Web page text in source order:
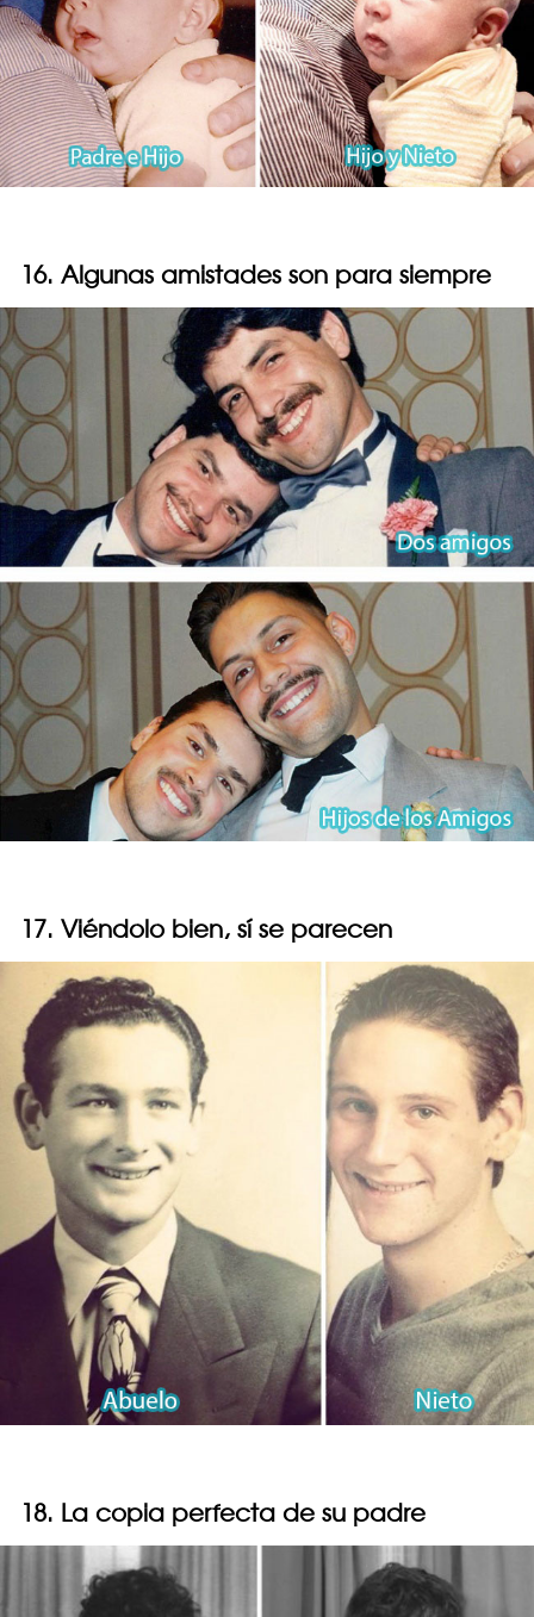
16. Algunas amistades son para siempre
17. Viéndolo bien, sí se parecen
18. La copia perfecta de su padre